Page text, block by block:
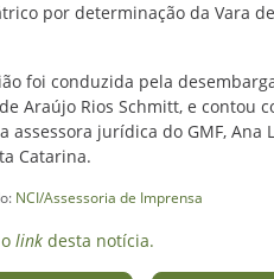
por determinação da Vara
foi conduzida pela
Araújo Rios Schmitt, e contou
assessora jurídica do GMF,
Catarina.
NCI/Assessoria de Imprensa
link desta notícia.